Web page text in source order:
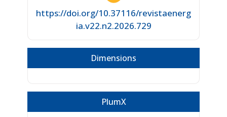
https://doi.org/10.37116/revistaenerg
ia.v22.n2.2026.729
Dimensions
PlumX